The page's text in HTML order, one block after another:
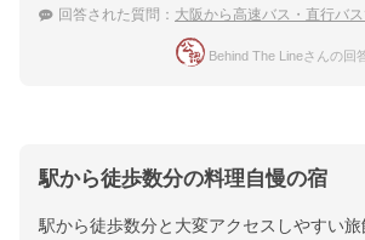
回答された質問： 大阪から高速バス・直行バスで行け
Behind The Lineさんの回
駅から徒歩数分の料理自慢の宿
駅から徒歩数分と大変アクセスしやすい